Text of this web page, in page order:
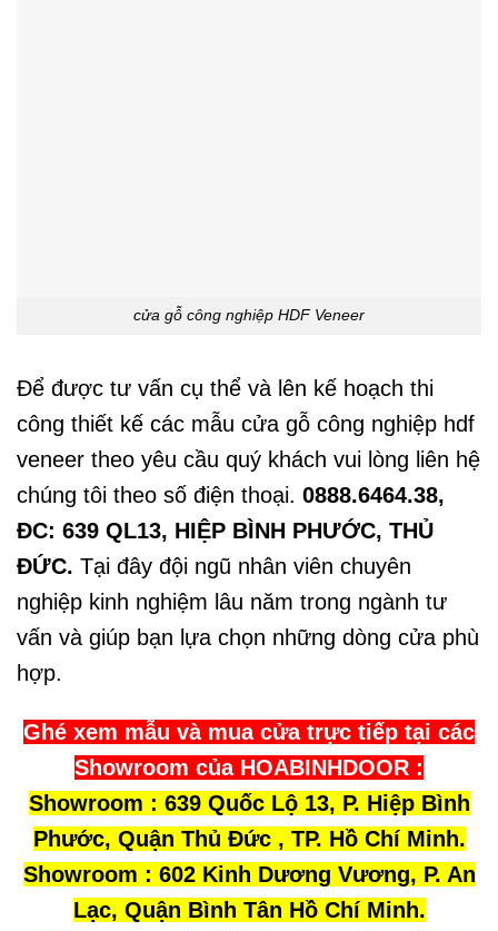
cửa gỗ công nghiệp HDF Veneer
Để được tư vấn cụ thể và lên kế hoạch thi
công thiết kế các mẫu cửa gỗ công nghiệp hdf
veneer theo yêu cầu quý khách vui lòng liên hệ
chúng tôi theo số điện thoại. 0888.6464.38,
ĐC: 639 QL13, HIỆP BÌNH PHƯỚC, THỦ
ĐỨC. Tại đây đội ngũ nhân viên chuyên
nghiệp kinh nghiệm lâu năm trong ngành tư
vấn và giúp bạn lựa chọn những dòng cửa phù
hợp.
Ghé xem mẫu và mua cửa trực tiếp tại các
Showroom của HOABINHDOOR :
Showroom : 639 Quốc Lộ 13, P. Hiệp Bình
Phước, Quận Thủ Đức , TP. Hồ Chí Minh.
Showroom : 602 Kinh Dương Vương, P. An
Lạc, Quận Bình Tân Hồ Chí Minh.